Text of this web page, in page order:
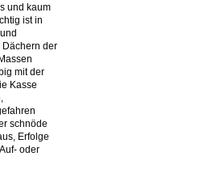
und kaum
ist in
Dächern der
mit der
Kasse
schnöde
Erfolge
oder